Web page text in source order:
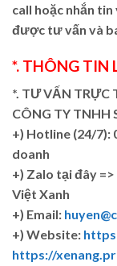
call hoặc nhắn
được tư vấn và
*. THÔNG TIN
*. TƯ VẤN TRỰC
CÔNG TY TNHH
+) Hotline (24/7):
doanh
+) Zalo tại đây =>
Việt Xanh
+) Email:
+) Website:
https://